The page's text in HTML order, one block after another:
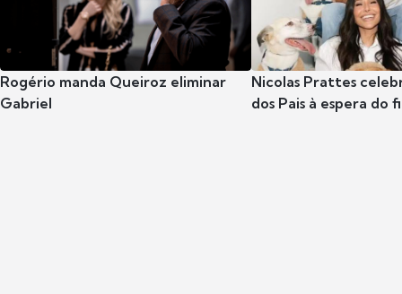
Rogério manda Queiroz eliminar
Gabriel
Nicolas Prattes
dos Pais à espera do